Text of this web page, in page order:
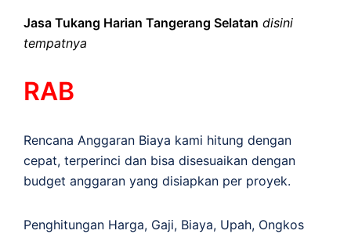
Jasa Tukang Harian Tangerang Selatan disini
tempatnya
RAB
Rencana Anggaran Biaya kami hitung dengan
cepat, terperinci dan bisa disesuaikan dengan
budget anggaran yang disiapkan per proyek.
Penghitungan Harga, Gaji, Biaya, Upah, Ongkos